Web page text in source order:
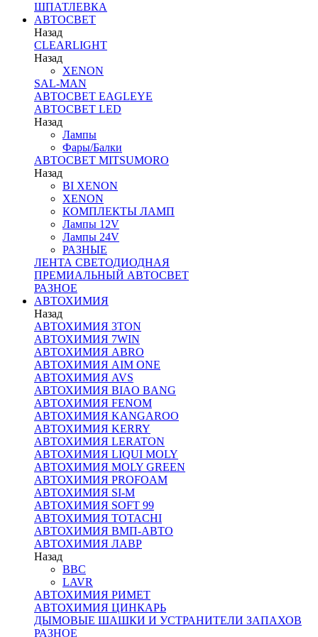
ШПАТЛЕВКА
АВТОСВЕТ
Назад
CLEARLIGHT
Назад
XENON
SAL-MAN
АВТОСВЕТ EAGLEYE
АВТОСВЕТ LED
Назад
Лампы
Фары/Балки
АВТОСВЕТ MITSUMORO
Назад
BI XENON
XENON
КОМПЛЕКТЫ ЛАМП
Лампы 12V
Лампы 24V
РАЗНЫЕ
ЛЕНТА СВЕТОДИОДНАЯ
ПРЕМИАЛЬНЫЙ АВТОСВЕТ
РАЗНОЕ
АВТОХИМИЯ
Назад
АВТОХИМИЯ 3TON
АВТОХИМИЯ 7WIN
АВТОХИМИЯ ABRO
АВТОХИМИЯ AIM ONE
АВТОХИМИЯ AVS
АВТОХИМИЯ BIAO BANG
АВТОХИМИЯ FENOM
АВТОХИМИЯ KANGAROO
АВТОХИМИЯ KERRY
АВТОХИМИЯ LERATON
АВТОХИМИЯ LIQUI MOLY
АВТОХИМИЯ MOLY GREEN
АВТОХИМИЯ PROFOAM
АВТОХИМИЯ SI-M
АВТОХИМИЯ SOFT 99
АВТОХИМИЯ TOTACHI
АВТОХИМИЯ ВМП-АВТО
АВТОХИМИЯ ЛАВР
Назад
BBC
LAVR
АВТОХИМИЯ РИМЕТ
АВТОХИМИЯ ЦИНКАРЬ
ДЫМОВЫЕ ШАШКИ И УСТРАНИТЕЛИ ЗАПАХОВ
РАЗНОЕ